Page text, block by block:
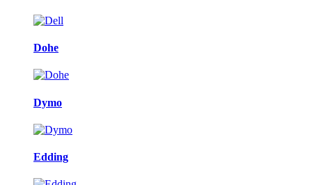
Dohe
Dymo
Edding